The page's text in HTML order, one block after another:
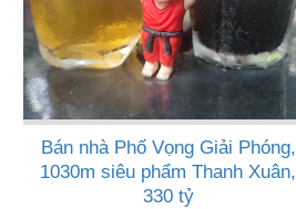
Bán nhà Phố Vọng Giải Phóng,
1030m siêu phẩm Thanh Xuân,
330 tỷ